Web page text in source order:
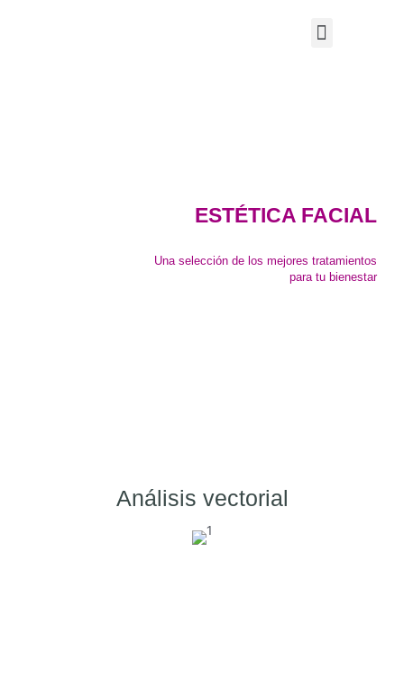
ESTÉTICA FACIAL
Una selección de los mejores tratamientos
para tu bienestar
Análisis vectorial